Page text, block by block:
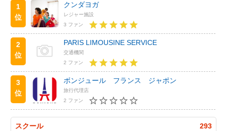
1
位
クンダヨガ
レジャー施設
3 ファン
2
位
PARIS LIMOUSINE SERVICE
交通機関
2 ファン
3
位
ボンジュール フランス ジャポン
旅行代理店
2 ファン
スクール 293